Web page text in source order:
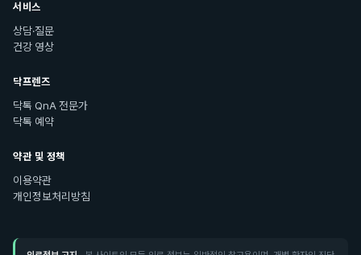
서비스
상담·질문
건강 영상
닥프렌즈
닥톡 QnA 전문가
닥톡 예약
약관 및 정책
이용약관
개인정보처리방침